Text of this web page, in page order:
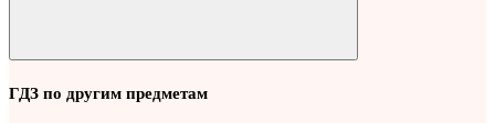
Поиск
ГДЗ по другим предметам